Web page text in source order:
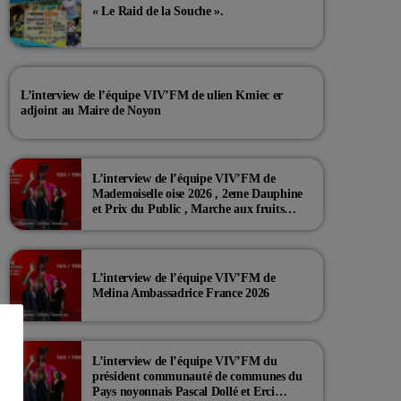
« Le Raid de la Souche ».
L’interview de l’équipe VIV’FM de ulien Kmiec er
adjoint au Maire de Noyon
L’interview de l’équipe VIV’FM de
Mademoiselle oise 2026 , 2eme Dauphine
et Prix du Public , Marche aux fruits
L’interview de l’équipe VIV’FM de
Melina Ambassadrice France 2026
L’interview de l’équipe VIV’FM du
président communauté de communes du
Pays noyonnais Pascal Dollé et Erci